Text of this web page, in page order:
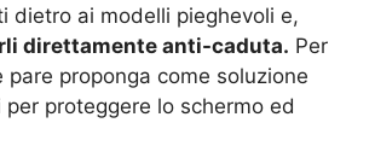
dietro ai modelli pieghevoli e,
direttamente anti-caduta. Per
proponga come soluzione
proteggere lo schermo ed